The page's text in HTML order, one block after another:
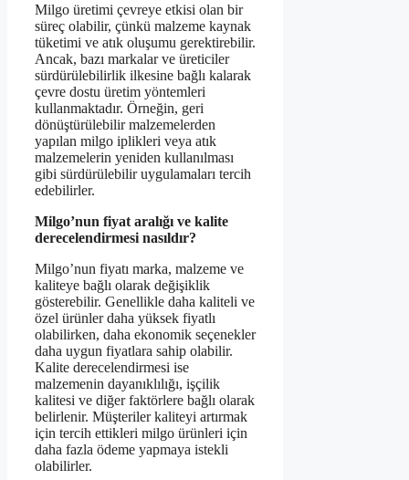
Milgo üretimi çevreye etkisi olan bir
süreç olabilir, çünkü malzeme kaynak
tüketimi ve atık oluşumu gerektirebilir.
Ancak, bazı markalar ve üreticiler
sürdürülebilirlik ilkesine bağlı kalarak
çevre dostu üretim yöntemleri
kullanmaktadır. Örneğin, geri
dönüştürülebilir malzemelerden
yapılan milgo iplikleri veya atık
malzemelerin yeniden kullanılması
gibi sürdürülebilir uygulamaları tercih
edebilirler.
Milgo’nun fiyat aralığı ve kalite
derecelendirmesi nasıldır?
Milgo’nun fiyatı marka, malzeme ve
kaliteye bağlı olarak değişiklik
gösterebilir. Genellikle daha kaliteli ve
özel ürünler daha yüksek fiyatlı
olabilirken, daha ekonomik seçenekler
daha uygun fiyatlara sahip olabilir.
Kalite derecelendirmesi ise
malzemenin dayanıklılığı, işçilik
kalitesi ve diğer faktörlere bağlı olarak
belirlenir. Müşteriler kaliteyi artırmak
için tercih ettikleri milgo ürünleri için
daha fazla ödeme yapmaya istekli
olabilirler.